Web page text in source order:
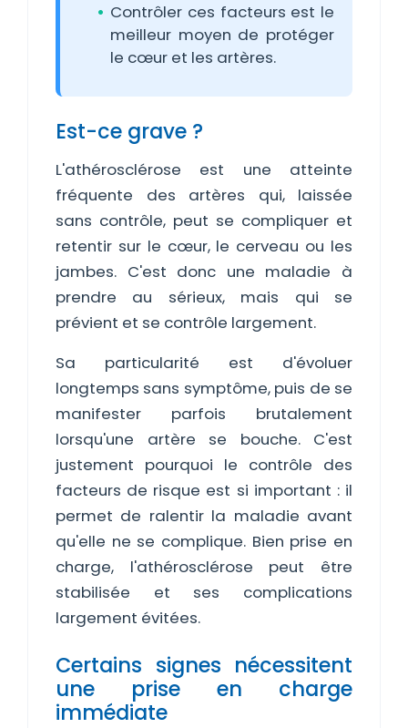
Contrôler ces facteurs est le
meilleur moyen de protéger
le cœur et les artères.
Est-ce grave ?
L'athérosclérose est une atteinte
fréquente des artères qui, laissée
sans contrôle, peut se compliquer et
retentir sur le cœur, le cerveau ou les
jambes. C'est donc une maladie à
prendre au sérieux, mais qui se
prévient et se contrôle largement.
Sa particularité est d'évoluer
longtemps sans symptôme, puis de se
manifester parfois brutalement
lorsqu'une artère se bouche. C'est
justement pourquoi le contrôle des
facteurs de risque est si important : il
permet de ralentir la maladie avant
qu'elle ne se complique. Bien prise en
charge, l'athérosclérose peut être
stabilisée et ses complications
largement évitées.
Certains signes nécessitent
une prise en charge
immédiate